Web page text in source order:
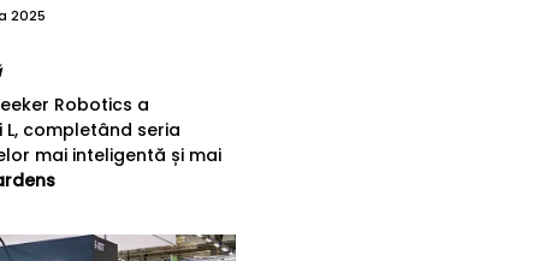
2025
Robotics a
L, completând seria
mai inteligentă și mai